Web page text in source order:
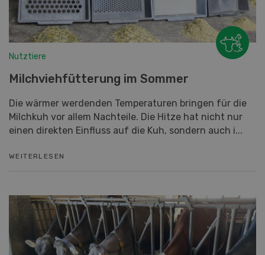
Nutztiere
Milchviehfütterung im Sommer
Die wärmer werdenden Temperaturen bringen für die
Milchkuh vor allem Nachteile. Die Hitze hat nicht nur
einen direkten Einfluss auf die Kuh, sondern auch i...
WEITERLESEN